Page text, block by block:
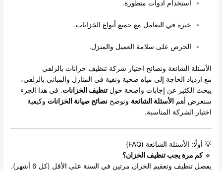
استخدام أدوات متطورة.
خبرة في التعامل مع جميع أنواع الخزانات.
الحرص على سلامة العميل والمنزل.
الأسئلة الشائعة ونصائح اختيار شركة تنظيف خزانات بالزلفي
مع ازدياد الحاجة إلى مياه صحية ونقية في المنازل والمباني بالزلفي،
يبحث الكثير عن إجابات واضحة حولتنظيف الخزانات. في هذا الجزء
سنعرض أهم
الأسئلة الشائعة ونوضحنصائح صيانة الخزانات وكيفية
اختيار الشركة المناسبة.
💡 أولًا: الأسئلة الشائعة (FAQ)
🔹كم مرة يجب تنظيف الخزان؟
يفضل تنظيف وتعقيم الخزان مرتين في السنة على الأقل (كل 6 أشهر).